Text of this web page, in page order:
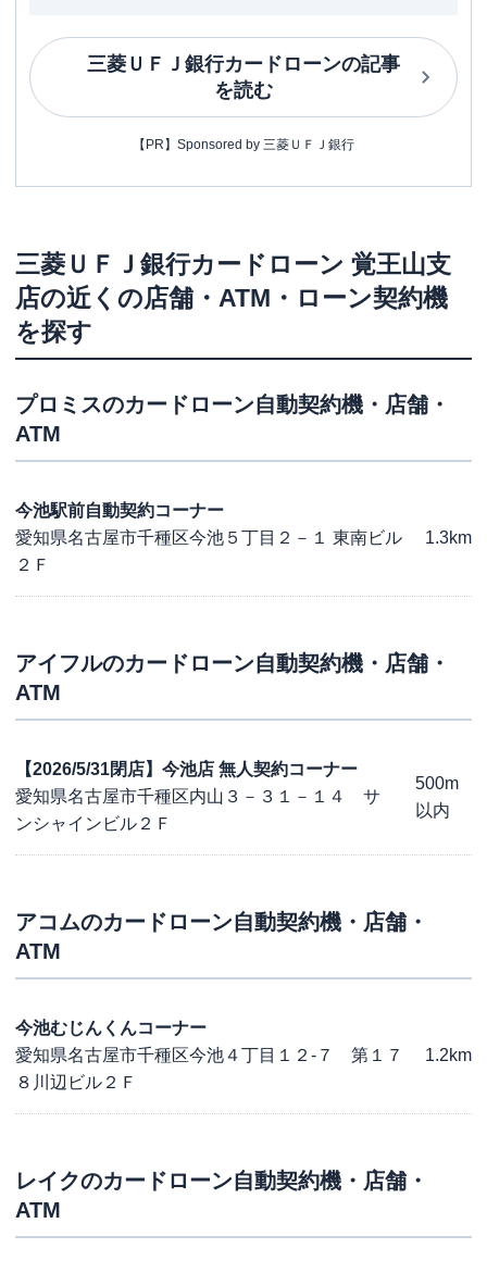
三菱ＵＦＪ銀行カードローンの記事
を読む
【PR】Sponsored by 三菱ＵＦＪ銀行
三菱ＵＦＪ銀行カードローン 覚王山支
店の近くの店舗・ATM・ローン契約機
を探す
プロミスのカードローン自動契約機・店舗・
ATM
今池駅前自動契約コーナー
愛知県名古屋市千種区今池５丁目２－１ 東南ビル
２Ｆ
1.3km
アイフルのカードローン自動契約機・店舗・
ATM
【2026/5/31閉店】今池店 無人契約コーナー
愛知県名古屋市千種区内山３－３１－１４ サ
ンシャインビル２Ｆ
500m
以内
アコムのカードローン自動契約機・店舗・
ATM
今池むじんくんコーナー
愛知県名古屋市千種区今池４丁目１２-７ 第１７
８川辺ビル２Ｆ
1.2km
レイクのカードローン自動契約機・店舗・
ATM